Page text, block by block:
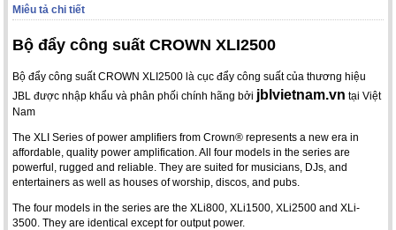
Miêu tả chi tiết
Bộ đẩy công suất CROWN XLI2500
Bộ đẩy công suất CROWN XLI2500 là cục đẩy công suất của thương hiệu
JBL được nhập khẩu và phân phối chính hãng bởi jblvietnam.vn tại Việt
Nam
The XLI Series of power amplifiers from Crown® represents a new era in
affordable, quality power amplification. All four models in the series are
powerful, rugged and reliable. They are suited for musicians, DJs, and
entertainers as well as houses of worship, discos, and pubs.
The four models in the series are the XLi800, XLi1500, XLi2500 and XLi-
3500. They are identical except for output power.